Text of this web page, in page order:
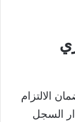
الالتزام
السجل